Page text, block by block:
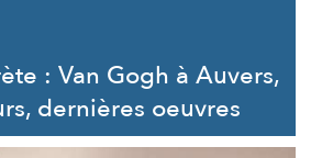
: Van Gogh à Auvers,
dernières oeuvres